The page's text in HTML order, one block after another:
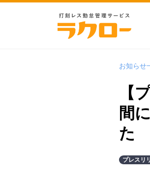
お知らせ
【
間
た
プレスリ